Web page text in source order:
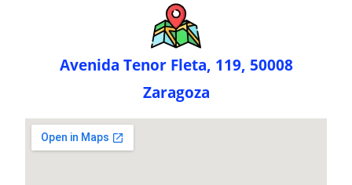
Avenida Tenor Fleta, 119, 50008
Zaragoza